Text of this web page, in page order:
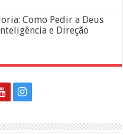
Como Pedir a Deus
e Direção